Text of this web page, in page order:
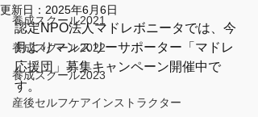
養成スクール2021
養成スクール2022
養成スクール2023
産後セルフケアインストラクター
更新日： 2025年6月6日
認定NPO法人マドレボニータでは、今
月よりマンスリーサポーター「マドレ
応援団」募集キャンペーン開催中で
す。